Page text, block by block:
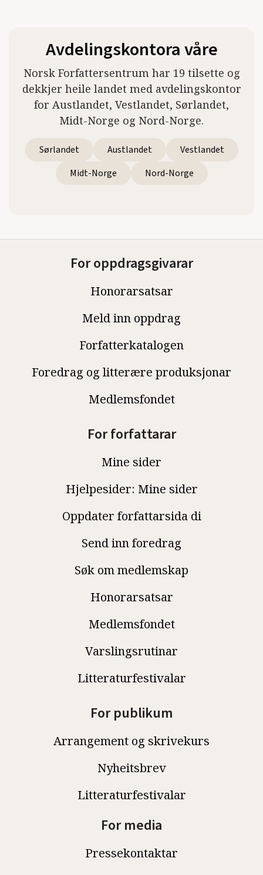
Avdelingskontora våre
Norsk Forfattersentrum har 19 tilsette og
dekkjer heile landet med avdelingskontor
for Austlandet, Vestlandet, Sørlandet,
Midt-Norge og Nord-Norge.
Sørlandet Austlandet
Vestlandet
Midt-Norge
Nord-Norge
For oppdragsgivarar
Honorarsatsar
Meld inn oppdrag
Forfatterkatalogen
Foredrag og litterære produksjonar
Medlemsfondet
For forfattarar
Mine sider
Hjelpesider: Mine sider
Oppdater forfattarsida di
Send inn foredrag
Søk om medlemskap
Honorarsatsar
Medlemsfondet
Varslingsrutinar
Litteraturfestivalar
For publikum
Arrangement og skrivekurs
Nyheitsbrev
Litteraturfestivalar
For media
Pressekontaktar